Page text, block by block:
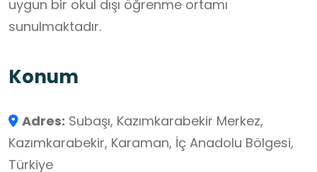
uygun bir okul dışı öğrenme ortamı
sunulmaktadır.
Konum
Adres: Subaşı, Kazımkarabekir Merkez,
Kazımkarabekir, Karaman, İç Anadolu Bölgesi,
Türkiye